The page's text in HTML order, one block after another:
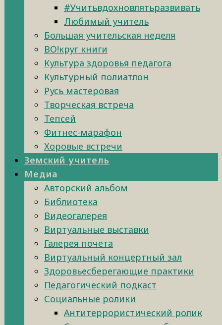
#Учитьвдохновлятьразвивать
Любимый учитель
Большая учительская неделя
ВО!круг книги
Культура здоровья педагога
Культурный полиатлон
Русь мастеровая
Творческая встреча
Тепсей
Фитнес-марафон
Хоровые встречи
Земский учитель
Медиа
Авторский альбом
Библиотека
Видеогалерея
Виртуальные выставки
Галерея почета
Виртуальный концертный зал
Здоровьесберегающие практики
Педагогический подкаст
Социальные ролики
Антитеррористический ролик